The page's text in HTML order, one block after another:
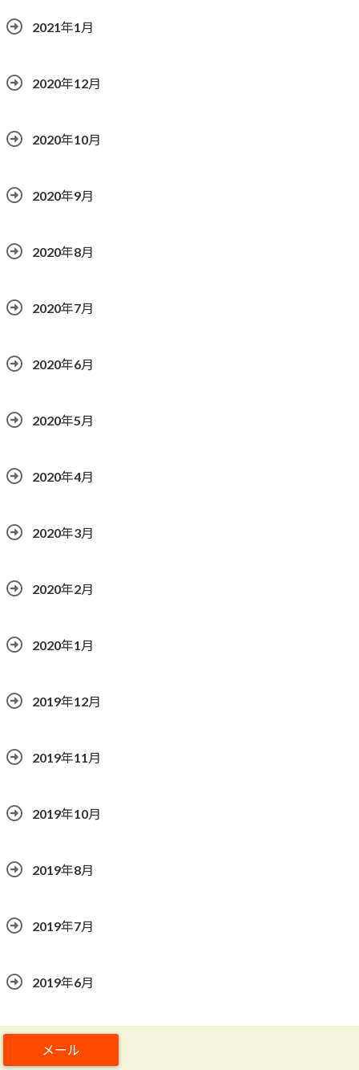
2021年1月
2020年12月
2020年10月
2020年9月
2020年8月
2020年7月
2020年6月
2020年5月
2020年4月
2020年3月
2020年2月
2020年1月
2019年12月
2019年11月
2019年10月
2019年8月
2019年7月
2019年6月
2019年5月